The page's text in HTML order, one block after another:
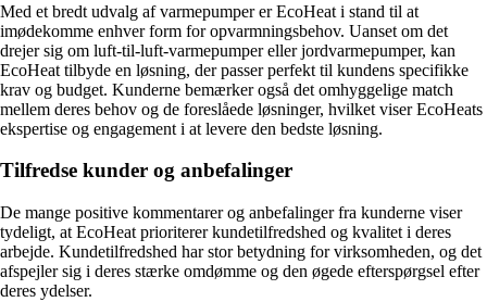
Med et bredt udvalg af varmepumper er EcoHeat i stand til at
imødekomme enhver form for opvarmningsbehov. Uanset om det
drejer sig om luft-til-luft-varmepumper eller jordvarmepumper, kan
EcoHeat tilbyde en løsning, der passer perfekt til kundens specifikke
krav og budget. Kunderne bemærker også det omhyggelige match
mellem deres behov og de foreslåede løsninger, hvilket viser EcoHeats
ekspertise og engagement i at levere den bedste løsning.
Tilfredse kunder og anbefalinger
De mange positive kommentarer og anbefalinger fra kunderne viser
tydeligt, at EcoHeat prioriterer kundetilfredshed og kvalitet i deres
arbejde. Kundetilfredshed har stor betydning for virksomheden, og det
afspejler sig i deres stærke omdømme og den øgede efterspørgsel efter
deres ydelser.